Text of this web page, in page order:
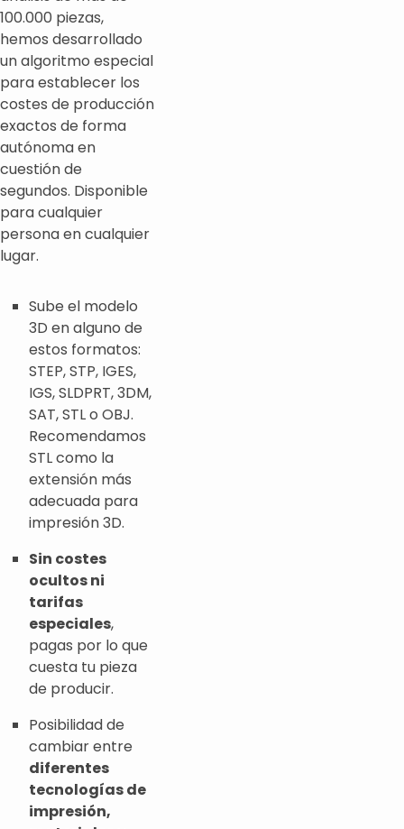
100.000 piezas,
hemos desarrollado
un algoritmo especial
para establecer los
costes de producción
exactos de forma
autónoma en
cuestión de
segundos. Disponible
para cualquier
persona en cualquier
lugar.
Sube el modelo
3D en alguno de
estos formatos:
STEP, STP, IGES,
IGS, SLDPRT, 3DM,
SAT, STL o OBJ.
Recomendamos
STL como la
extensión más
adecuada para
impresión 3D.
Sin costes
ocultos ni
tarifas
especiales,
pagas por lo que
cuesta tu pieza
de producir.
Posibilidad de
cambiar entre
diferentes
tecnologías de
impresión,